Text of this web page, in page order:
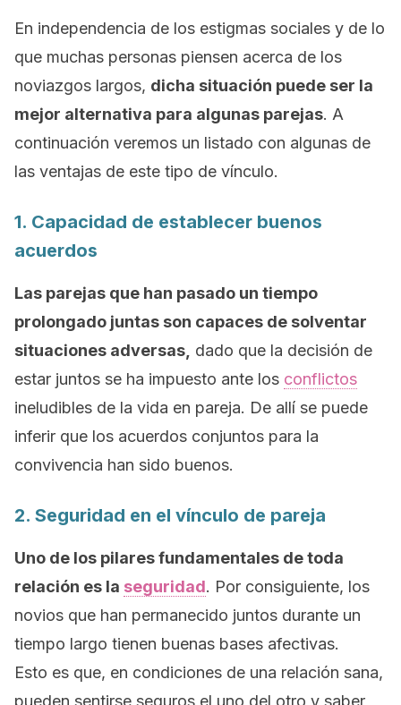
En independencia de los estigmas sociales y de lo
que muchas personas piensen acerca de los
noviazgos largos, dicha situación puede ser la
mejor alternativa para algunas parejas. A
continuación veremos un listado con algunas de
las ventajas de este tipo de vínculo.
1. Capacidad de establecer buenos
acuerdos
Las parejas que han pasado un tiempo
prolongado juntas son capaces de solventar
situaciones adversas, dado que la decisión de
estar juntos se ha impuesto ante los conflictos
ineludibles de la vida en pareja. De allí se puede
inferir que los acuerdos conjuntos para la
convivencia han sido buenos.
2. Seguridad en el vínculo de pareja
Uno de los pilares fundamentales de toda
relación es la seguridad. Por consiguiente, los
novios que han permanecido juntos durante un
tiempo largo tienen buenas bases afectivas.
Esto es que, en condiciones de una relación sana,
pueden sentirse seguros el uno del otro y saber